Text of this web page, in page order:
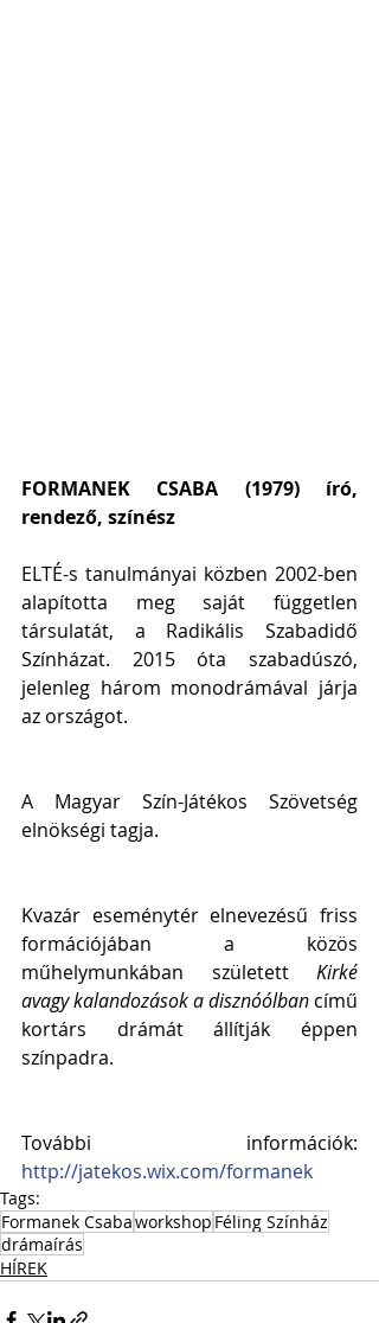
FORMANEK CSABA (1979) író,
rendező, színész
ELTÉ-s tanulmányai közben 2002-ben
alapította meg saját független
társulatát, a Radikális Szabadidő
Színházat. 2015 óta szabadúszó,
jelenleg három monodrámával járja
az országot.
A Magyar Szín-Játékos Szövetség
elnökségi tagja.
Kvazár eseménytér elnevezésű friss
formációjában a közös
műhelymunkában született Kirké
avagy kalandozások a disznóólban című
kortárs drámát állítják éppen
színpadra.
http://jatekos.wix.com/formanek
Tags:
Formanek Csabaworkshop Féling Színház
drámaírás
HÍREK